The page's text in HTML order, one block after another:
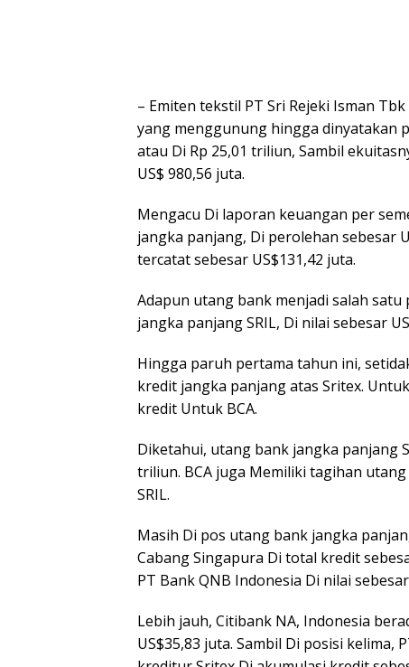
– Emiten tekstil PT Sri Rejeki Isman
yang menggunung hingga dinyatakan
atau Di Rp 25,01 triliun, Sambil
US$ 980,56 juta.
Mengacu Di laporan keuangan per
jangka panjang, Di perolehan sebesar
tercatat sebesar US$131,42 juta.
Adapun utang bank menjadi salah
jangka panjang SRIL, Di nilai sebesar
Hingga paruh pertama tahun ini,
kredit jangka panjang atas Sritex.
kredit Untuk BCA.
Diketahui, utang bank jangka panjang
triliun. BCA juga Memiliki tagihan
SRIL.
Masih Di pos utang bank jangka
Cabang Singapura Di total kredit
PT Bank QNB Indonesia Di nilai
Lebih jauh, Citibank NA, Indonesia
US$35,83 juta. Sambil Di posisi